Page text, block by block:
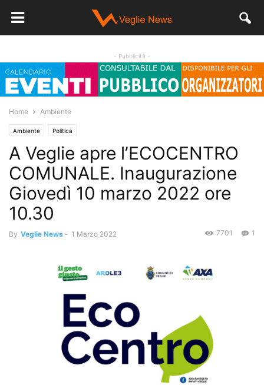
- Pubblicità -
Home Ambiente
Ambiente Politica
A Veglie apre l’ECOCENTRO
COMUNALE. Inaugurazione
Giovedì 10 marzo 2022 ore
10.30
By Veglie News - 1 Marzo 2022 1
7701